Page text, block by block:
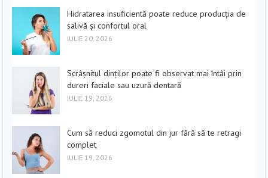
Hidratarea insuficientă poate reduce producția de
salivă și confortul oral
IULIE 20, 2026
Scrâșnitul dinților poate fi observat mai întâi prin
dureri faciale sau uzură dentară
IULIE 19, 2026
Cum să reduci zgomotul din jur fără să te retragi
complet
IULIE 19, 2026